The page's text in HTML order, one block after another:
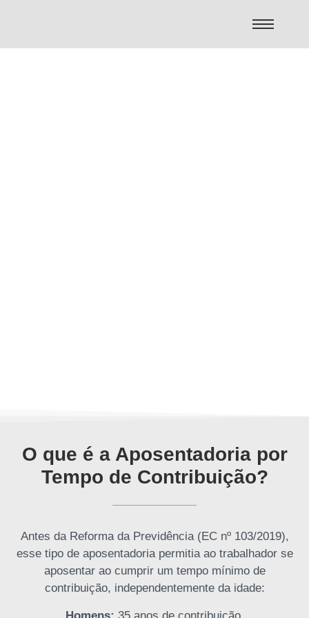
O que é a Aposentadoria por
Tempo de Contribuição?
Antes da Reforma da Previdência (EC nº 103/2019),
esse tipo de aposentadoria permitia ao trabalhador se
aposentar ao cumprir um tempo mínimo de
contribuição, independentemente da idade: